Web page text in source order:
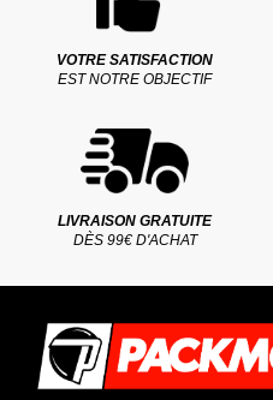
VOTRE SATISFACTION
EST NOTRE OBJECTIF
LIVRAISON GRATUITE
DÈS 99€ D'ACHAT